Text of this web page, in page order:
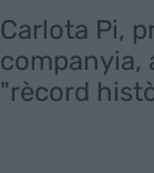
Carlota Pi,
companyia,
"rècord